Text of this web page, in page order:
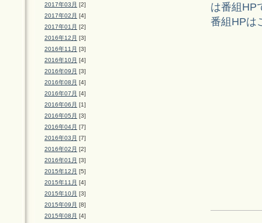
2017年03月 [2]
2017年02月 [4]
2017年01月 [2]
2016年12月 [3]
2016年11月 [3]
2016年10月 [4]
2016年09月 [3]
2016年08月 [4]
2016年07月 [4]
2016年06月 [1]
2016年05月 [3]
2016年04月 [7]
2016年03月 [7]
2016年02月 [2]
2016年01月 [3]
2015年12月 [5]
2015年11月 [4]
2015年10月 [3]
2015年09月 [8]
2015年08月 [4]
は番組HP
番組HPは